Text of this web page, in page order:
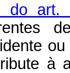
do art.
à